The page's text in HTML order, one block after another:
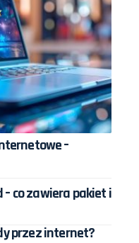
–
co zawiera pakiet i
przez internet?